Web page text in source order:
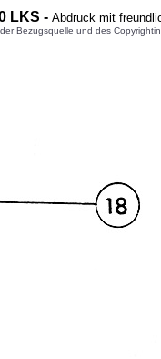
LKS - Abdruck mit
Bezugsquelle und des